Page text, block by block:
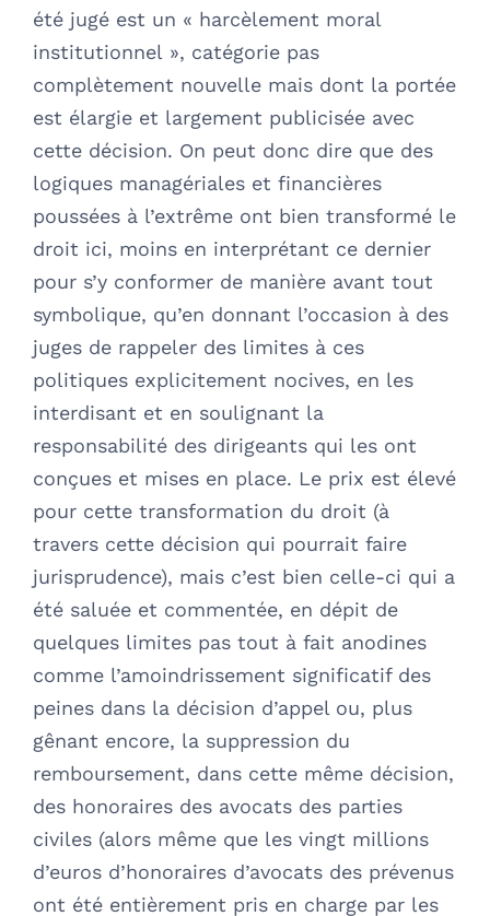
été jugé est un « harcèlement moral
institutionnel », catégorie pas
complètement nouvelle mais dont la portée
est élargie et largement publicisée avec
cette décision. On peut donc dire que des
logiques managériales et financières
poussées à l’extrême ont bien transformé le
droit ici, moins en interprétant ce dernier
pour s’y conformer de manière avant tout
symbolique, qu’en donnant l’occasion à des
juges de rappeler des limites à ces
politiques explicitement nocives, en les
interdisant et en soulignant la
responsabilité des dirigeants qui les ont
conçues et mises en place. Le prix est élevé
pour cette transformation du droit (à
travers cette décision qui pourrait faire
jurisprudence), mais c’est bien celle-ci qui a
été saluée et commentée, en dépit de
quelques limites pas tout à fait anodines
comme l’amoindrissement significatif des
peines dans la décision d’appel ou, plus
gênant encore, la suppression du
remboursement, dans cette même décision,
des honoraires des avocats des parties
civiles (alors même que les vingt millions
d’euros d’honoraires d’avocats des prévenus
ont été entièrement pris en charge par les